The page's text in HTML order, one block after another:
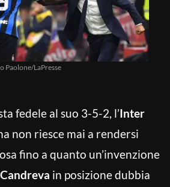
Paolone/LaPresse
fedele al suo 3-5-2, l’Inter
non riesce mai a rendersi
fino a quanto un’invenzione
Candreva in posizione dubbia